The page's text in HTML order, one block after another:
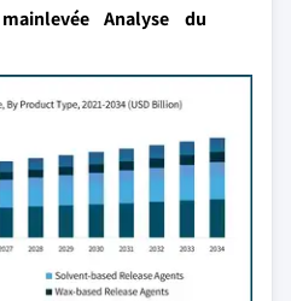
Analyse du